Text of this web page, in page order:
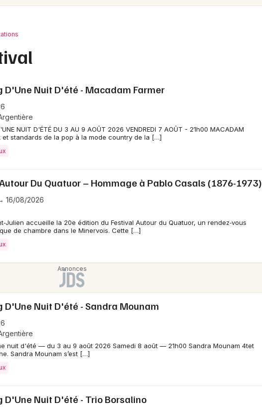
Festival dans l' Hérault
Artistes en tournée
Magazine à Bédarieux
Mulhouse
Paris
Toulouse
D'Une Nuit D'été - Macadam Farmer
NUIT D'ÉTÉ DU 3 AU 9 AOÛT 2026 VENDREDI 7 AOÛT - 21h00 MACADAM
et standards de la pop à la mode country de la […]
Du Quatuor – Hommage à Pablo Casals (1876-1973)
16/08/2026
accueille la 20e édition du Festival Autour du Quatuor, un rendez‑vous
de chambre dans le Minervois. Cette […]
D'Une Nuit D'été - Sandra Mounam
nuit d'été — du 3 au 9 août 2026 Samedi 8 août — 21h00 Sandra Mounam 4tet
Sandra Mounam s’est […]
D'Une Nuit D'été - Trio Borsalino